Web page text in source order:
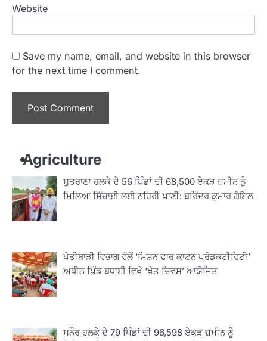
Website
Save my name, email, and website in this browser
for the next time I comment.
Agriculture
ਸ਼ੁਤਰਾਣਾ ਹਲਕੇ ਦੇ 56 ਪਿੰਡਾਂ ਦੀ 68,500 ਏਕੜ ਜ਼ਮੀਨ ਨੂੰ
ਮਿਲਿਆ ਸਿੰਚਾਈ ਲਈ ਨਹਿਰੀ ਪਾਣੀ: ਬਰਿੰਦਰ ਕੁਮਾਰ ਗੋਇਲ
ਖੇਤੀਬਾੜੀ ਵਿਭਾਗ ਵੱਲੋਂ ‘ਮਿਸ਼ਨ ਫਾਰ ਕਾਟਨ ਪ੍ਰੋਡਕਟੀਵਿਟੀ’
ਅਧੀਨ ਪਿੰਡ ਬਧਾਈ ਵਿਖੇ ‘ਖੇਤ ਦਿਵਸ’ ਆਯੋਜਿਤ
ਸਨੌਰ ਹਲਕੇ ਦੇ 79 ਪਿੰਡਾਂ ਦੀ 96,598 ਏਕੜ ਜ਼ਮੀਨ ਨੂੰ